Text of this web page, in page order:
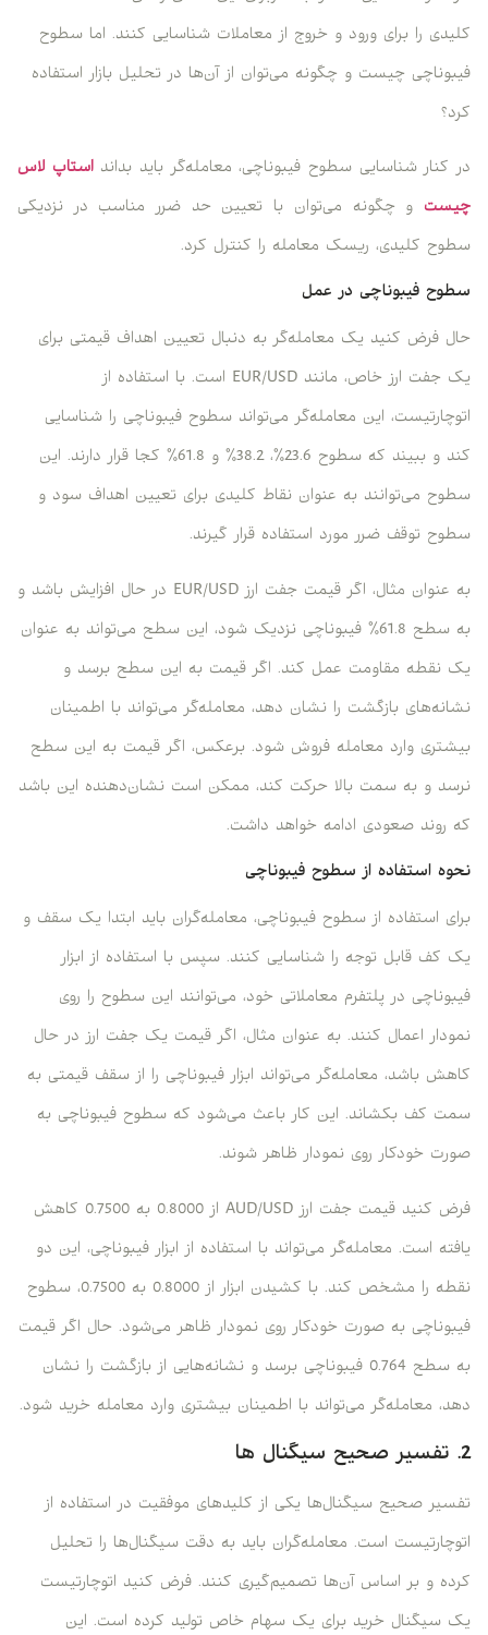
کلیدی را برای ورود و خروج از معاملات شناسایی کنند. اما سطوح
فیبوناچی چیست و چگونه می‌توان از آن‌ها در تحلیل بازار استفاده
کرد؟
در کنار شناسایی سطوح فیبوناچی، معامله‌گر باید بدانداستاپ لاس
چیست و چگونه می‌توان با تعیین حد ضرر مناسب در نزدیکی
سطوح کلیدی، ریسک معامله را کنترل کرد.
سطوح فیبوناچی در عمل
حال فرض کنید یک معامله‌گر به دنبال تعیین اهداف قیمتی برای
یک جفت ارز خاص، مانند EUR/USD است. با استفاده از
اتوچارتیست، این معامله‌گر می‌تواند سطوح فیبوناچی را شناسایی
کند و ببیند که سطوح 23.6٪، 38.2٪ و 61.8٪ کجا قرار دارند. این
سطوح می‌توانند به عنوان نقاط کلیدی برای تعیین اهداف سود و
سطوح توقف ضرر مورد استفاده قرار گیرند.
به عنوان مثال، اگر قیمت جفت ارز EUR/USD در حال افزایش باشد و
به سطح 61.8٪ فیبوناچی نزدیک شود، این سطح می‌تواند به عنوان
یک نقطه مقاومت عمل کند. اگر قیمت به این سطح برسد و
نشانه‌های بازگشت را نشان دهد، معامله‌گر می‌تواند با اطمینان
بیشتری وارد معامله فروش شود. برعکس، اگر قیمت به این سطح
نرسد و به سمت بالا حرکت کند، ممکن است نشان‌دهنده این باشد
که روند صعودی ادامه خواهد داشت.
نحوه استفاده از سطوح فیبوناچی
برای استفاده از سطوح فیبوناچی، معامله‌گران باید ابتدا یک سقف و
یک کف قابل توجه را شناسایی کنند. سپس با استفاده از ابزار
فیبوناچی در پلتفرم معاملاتی خود، می‌توانند این سطوح را روی
نمودار اعمال کنند. به عنوان مثال، اگر قیمت یک جفت ارز در حال
کاهش باشد، معامله‌گر می‌تواند ابزار فیبوناچی را از سقف قیمتی به
سمت کف بکشاند. این کار باعث می‌شود که سطوح فیبوناچی به
صورت خودکار روی نمودار ظاهر شوند.
فرض کنید قیمت جفت ارز AUD/USD از 0.8000 به 0.7500 کاهش
یافته است. معامله‌گر می‌تواند با استفاده از ابزار فیبوناچی، این دو
نقطه را مشخص کند. با کشیدن ابزار از 0.8000 به 0.7500، سطوح
فیبوناچی به صورت خودکار روی نمودار ظاهر می‌شود. حال اگر قیمت
به سطح 0.764 فیبوناچی برسد و نشانه‌هایی از بازگشت را نشان
دهد، معامله‌گر می‌تواند با اطمینان بیشتری وارد معامله خرید شود.
2. تفسیر صحیح سیگنال ‌ها
تفسیر صحیح سیگنال‌ها یکی از کلیدهای موفقیت در استفاده از
اتوچارتیست است. معامله‌گران باید به دقت سیگنال‌ها را تحلیل
کرده و بر اساس آن‌ها تصمیم‌گیری کنند. فرض کنید اتوچارتیست
یک سیگنال خرید برای یک سهام خاص تولید کرده است. این